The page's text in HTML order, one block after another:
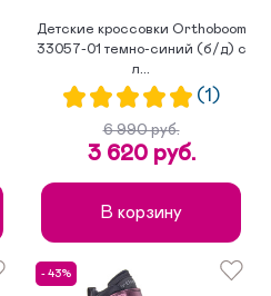
Детские кроссовки Orthoboom
33057-01 темно-синий (б/д) с
л...
(1)
6 990 руб.
3 620 руб.
В корзину
- 43%